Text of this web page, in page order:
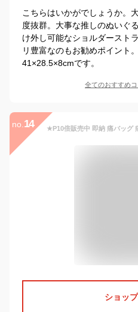
こちらはいかがでしょうか。
度抜群。大事な推しのぬいぐ
け外し可能なショルダースト
リ豊富なのもお勧めポイント
41×28.5×8cmです。
全てのおすすめコ
no. 14
ショッ